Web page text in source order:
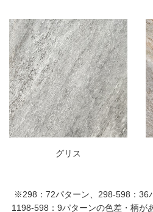
グリス
※298：72パターン、298-598：36
1198-598：9パターンの色差・柄が